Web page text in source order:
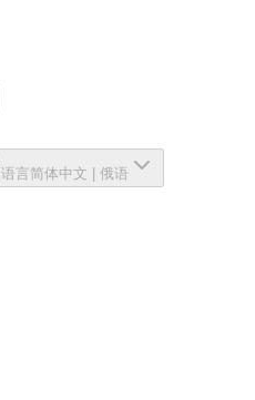
语言简体中文 | 俄语